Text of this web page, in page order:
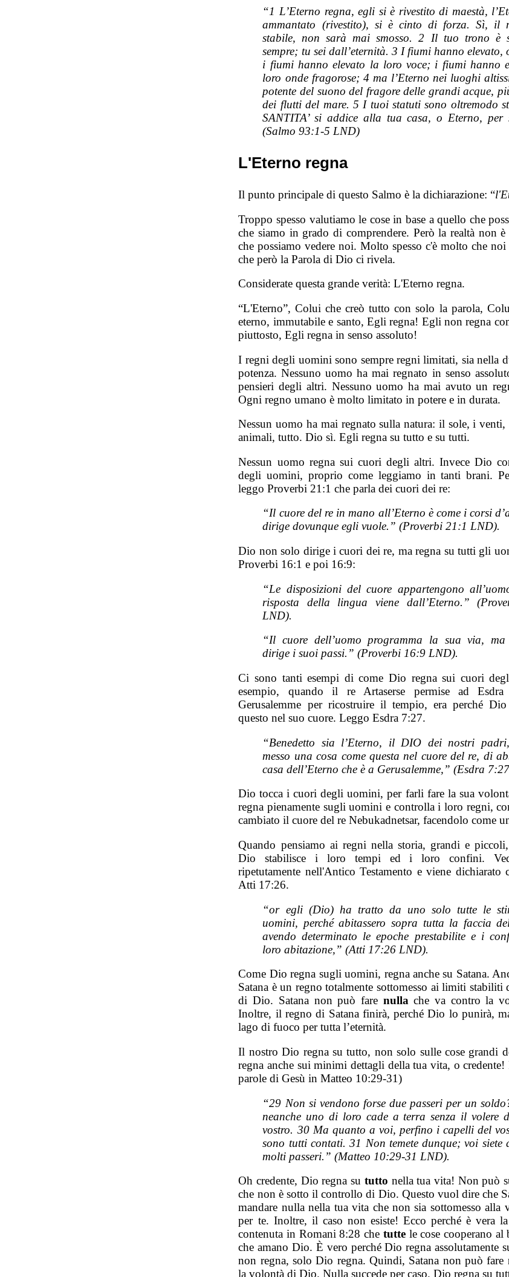
“1 L’Eterno regna, egli si è rivestito di maestà,
ammantato (rivestito), si è cinto di forza. Sì, il
stabile, non sarà mai smosso. 2 Il tuo trono è
sempre; tu sei dall’eternità. 3 I fiumi hanno elevato,
i fiumi hanno elevato la loro voce; i fiumi hanno
loro onde fragorose; 4 ma l’Eterno nei luoghi
potente del suono del fragore delle grandi acque,
dei flutti del mare. 5 I tuoi statuti sono oltremodo
SANTITA’ si addice alla tua casa, o Eterno, per
(Salmo 93:1-5 LND)
L'Eterno regna
Il punto principale di questo Salmo è la dichiarazione: “
Troppo spesso valutiamo le cose in base a quello che
che siamo in grado di comprendere. Però la realtà non è
che possiamo vedere noi. Molto spesso c'è molto che
che però la Parola di Dio ci rivela.
Considerate questa grande verità: L'Eterno regna.
“L'Eterno”, Colui che creò tutto con solo la parola,
eterno, immutabile e santo, Egli regna! Egli non regna
piuttosto, Egli regna in senso assoluto!
I regni degli uomini sono sempre regni limitati, sia nella
potenza. Nessuno uomo ha mai regnato in senso
pensieri degli altri. Nessuno uomo ha mai avuto un
Ogni regno umano è molto limitato in potere e in durata.
Nessun uomo ha mai regnato sulla natura: il sole, i
animali, tutto. Dio sì. Egli regna su tutto e su tutti.
Nessun uomo regna sui cuori degli altri. Invece Dio
degli uomini, proprio come leggiamo in tanti brani.
leggo Proverbi 21:1 che parla dei cuori dei re:
“Il cuore del re in mano all’Eterno è come i corsi
dirige dovunque egli vuole.” (Proverbi 21:1 LND).
Dio non solo dirige i cuori dei re, ma regna su tutti gli
Proverbi 16:1 e poi 16:9:
“Le disposizioni del cuore appartengono
risposta della lingua viene dall’Eterno.”
LND).
“Il cuore dell’uomo programma la sua via, ma
dirige i suoi passi.” (Proverbi 16:9 LND).
Ci sono tanti esempi di come Dio regna sui cuori
esempio, quando il re Artaserse permise ad
Gerusalemme per ricostruire il tempio, era perché Dio
questo nel suo cuore. Leggo Esdra 7:27.
“Benedetto sia l’Eterno, il DIO dei nostri
messo una cosa come questa nel cuore del re, di
casa dell’Eterno che è a Gerusalemme,” (Esdra
Dio tocca i cuori degli uomini, per farli fare la sua
regna pienamente sugli uomini e controlla i loro regni,
cambiato il cuore del re Nebukadnetsar, facendolo come
Quando pensiamo ai regni nella storia, grandi e
Dio stabilisce i loro tempi ed i loro confini.
ripetutamente nell'Antico Testamento e viene dichiarato
Atti 17:26.
“or egli (Dio) ha tratto da uno solo tutte le
uomini, perché abitassero sopra tutta la faccia
avendo determinato le epoche prestabilite e i
loro abitazione,” (Atti 17:26 LND).
Come Dio regna sugli uomini, regna anche su Satana.
Satana è un regno totalmente sottomesso ai limiti stabiliti
di Dio. Satana non può fare nullache va contro la
Inoltre, il regno di Satana finirà, perché Dio lo punirà,
lago di fuoco per tutta l’eternità.
Il nostro Dio regna su tutto, non solo sulle cose grandi
regna anche sui minimi dettagli della tua vita, o
parole di Gesù in Matteo 10:29-31)
“29 Non si vendono forse due passeri per un
neanche uno di loro cade a terra senza il volere
vostro. 30 Ma quanto a voi, perfino i capelli del
sono tutti contati. 31 Non temete dunque; voi siete
molti passeri.” (Matteo 10:29-31 LND).
Oh credente, Dio regna su tutto nella tua vita! Non può
che non è sotto il controllo di Dio. Questo vuol dire che
mandare nulla nella tua vita che non sia sottomesso
per te. Inoltre, il caso non esiste! Ecco perché è vera
contenuta in Romani 8:28 che tuttele cose cooperano al
che amano Dio. È vero perché Dio regna assolutamente
non regna, solo Dio regna. Quindi, Satana non può fare
la volontà di Dio. Nulla succede per caso. Dio regna su